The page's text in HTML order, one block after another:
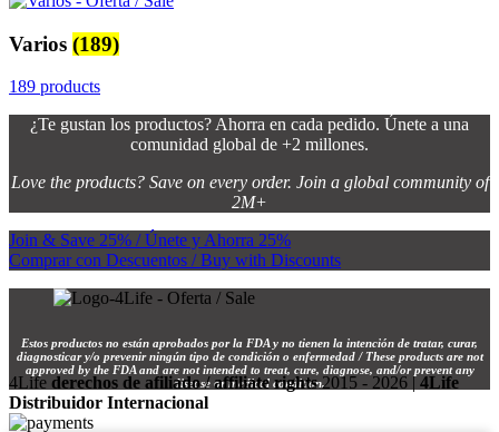
Varios (189)
189 products
¿Te gustan los productos? Ahorra en cada pedido. Únete a una
comunidad global de +2 millones.
Love the products? Save on every order. Join a global community of
2M+
Join & Save 25% / Únete y Ahorra 25%
Comprar con Descuentos / Buy with Discounts
Estos productos no están aprobados por la FDA y no tienen la intención de tratar, curar,
diagnosticar y/o prevenir ningún tipo de condición o enfermedad / These products are not
approved by the FDA and are not intended to treat, cure, diagnose, and/or prevent any
disease or medical condition.
4Life derechos de afiliado / affiliate rights 2015 - 2026 |4Life
Distribuidor Internacional